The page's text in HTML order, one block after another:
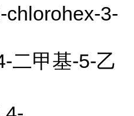
chlorohex-3-
二甲基-5-乙